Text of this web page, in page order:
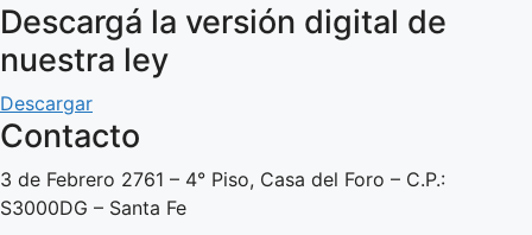
Descargá la versión digital de
nuestra ley
Descargar
Contacto
3 de Febrero 2761 – 4° Piso, Casa del Foro – C.P.:
S3000DG – Santa Fe